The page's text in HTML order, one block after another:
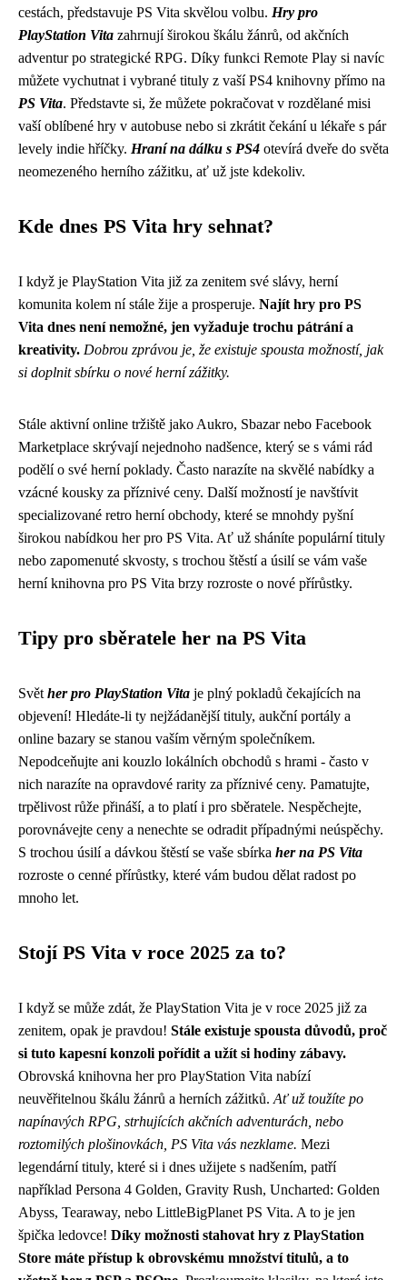
cestách, představuje PS Vita skvělou volbu. Hry pro
PlayStation Vita zahrnují širokou škálu žánrů, od akčních
adventur po strategické RPG. Díky funkci Remote Play si navíc
můžete vychutnat i vybrané tituly z vaší PS4 knihovny přímo na
PS Vita. Představte si, že můžete pokračovat v rozdělané misi
vaší oblíbené hry v autobuse nebo si zkrátit čekání u lékaře s pár
levely indie hříčky. Hraní na dálku s PS4 otevírá dveře do světa
neomezeného herního zážitku, ať už jste kdekoliv.
Kde dnes PS Vita hry sehnat?
I když je PlayStation Vita již za zenitem své slávy, herní
komunita kolem ní stále žije a prosperuje. Najít hry pro PS
Vita dnes není nemožné, jen vyžaduje trochu pátrání a
kreativity. Dobrou zprávou je, že existuje spousta možností, jak
si doplnit sbírku o nové herní zážitky.
Stále aktivní online tržiště jako Aukro, Sbazar nebo Facebook
Marketplace skrývají nejednoho nadšence, který se s vámi rád
podělí o své herní poklady. Často narazíte na skvělé nabídky a
vzácné kousky za příznivé ceny. Další možností je navštívit
specializované retro herní obchody, které se mnohdy pyšní
širokou nabídkou her pro PS Vita. Ať už sháníte populární tituly
nebo zapomenuté skvosty, s trochou štěstí a úsilí se vám vaše
herní knihovna pro PS Vita brzy rozroste o nové přírůstky.
Tipy pro sběratele her na PS Vita
Svět her pro PlayStation Vita je plný pokladů čekajících na
objevení! Hledáte-li ty nejžádanější tituly, aukční portály a
online bazary se stanou vaším věrným společníkem.
Nepodceňujte ani kouzlo lokálních obchodů s hrami - často v
nich narazíte na opravdové rarity za příznivé ceny. Pamatujte,
trpělivost růže přináší, a to platí i pro sběratele. Nespěchejte,
porovnávejte ceny a nenechte se odradit případnými neúspěchy.
S trochou úsilí a dávkou štěstí se vaše sbírka her na PS Vita
rozroste o cenné přírůstky, které vám budou dělat radost po
mnoho let.
Stojí PS Vita v roce 2025 za to?
I když se může zdát, že PlayStation Vita je v roce 2025 již za
zenitem, opak je pravdou! Stále existuje spousta důvodů, proč
si tuto kapesní konzoli pořídit a užít si hodiny zábavy.
Obrovská knihovna her pro PlayStation Vita nabízí
neuvěřitelnou škálu žánrů a herních zážitků. Ať už toužíte po
napínavých RPG, strhujících akčních adventurách, nebo
roztomilých plošinovkách, PS Vita vás nezklame. Mezi
legendární tituly, které si i dnes užijete s nadšením, patří
například Persona 4 Golden, Gravity Rush, Uncharted: Golden
Abyss, Tearaway, nebo LittleBigPlanet PS Vita. A to je jen
špička ledovce! Díky možnosti stahovat hry z PlayStation
Store máte přístup k obrovskému množství titulů, a to